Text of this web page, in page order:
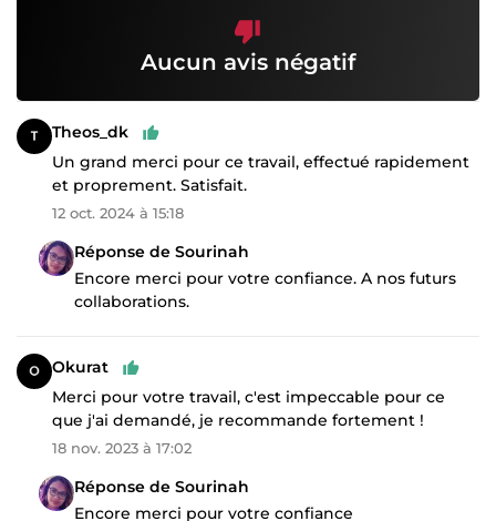
Aucun avis négatif
Theos_dk
Un grand merci pour ce travail, effectué rapidement
et proprement. Satisfait.
12 oct. 2024 à 15:18
Réponse de Sourinah
Encore merci pour votre confiance. A nos futurs
collaborations.
Okurat
Merci pour votre travail, c'est impeccable pour ce
que j'ai demandé, je recommande fortement !
18 nov. 2023 à 17:02
Réponse de Sourinah
Encore merci pour votre confiance